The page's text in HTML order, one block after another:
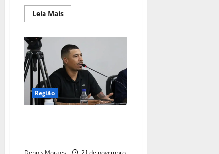
Leia Mais
Região
Dennis Moraes
21 de novembro